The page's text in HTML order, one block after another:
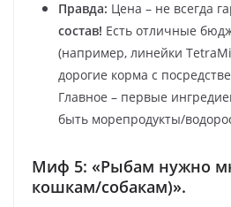
Правда: Цена – не всегда
состав! Есть отличные
(например, линейки
дорогие корма с
Главное – первые
быть морепродукты/
Миф 5: «Рыбам нужно
кошкам/собакам)».